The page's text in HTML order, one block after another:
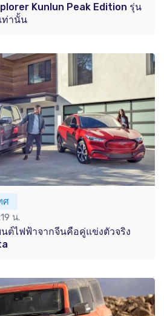
Kunlun Peak Edition รุ่น
ท่านั้น
ศ
น.
ต์ไฟฟ้าจากจีนคือคู่แข่งตัวจริง